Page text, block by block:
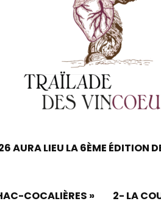
AURA LIEU LA 6ÈME ÉDITION
COCALIÈRES » 2- LA